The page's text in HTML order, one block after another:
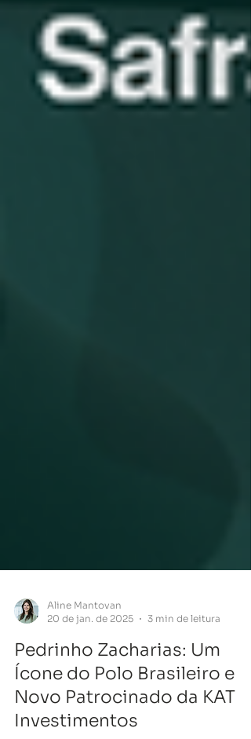
Aline Mantovan
20 de jan. de 2025
3 min de leitura
Pedrinho Zacharias: Um
Ícone do Polo Brasileiro e
Novo Patrocinado da KAT